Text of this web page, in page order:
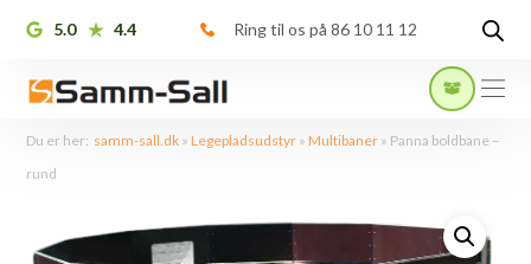
5.0 4.4 Ring til os på 86 10 11 12
Du er her: samm-sall.dk »Legepladsudstyr »Multibaner » Panna boldbane –
rund